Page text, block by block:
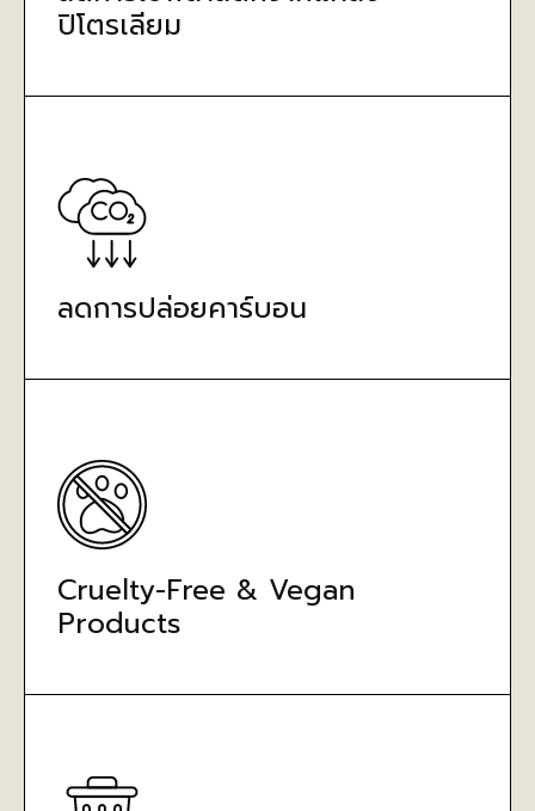
ปิโตรเลียม
ลดการปล่อยคาร์บอน
Cruelty-Free & Vegan
Products